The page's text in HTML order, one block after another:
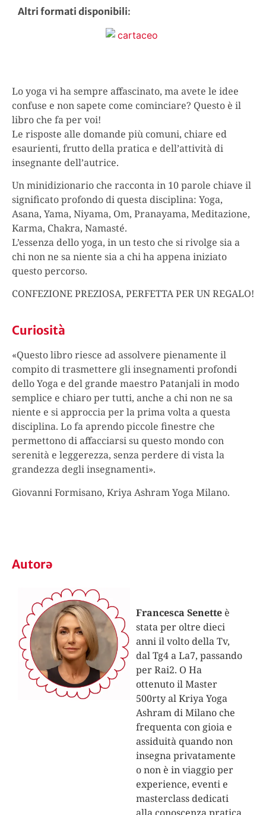
Altri formati disponibili:
Lo yoga vi ha sempre affascinato, ma avete le idee
confuse e non sapete come cominciare? Questo è il
libro che fa per voi!
Le risposte alle domande più comuni, chiare ed
esaurienti, frutto della pratica e dell’attività di
insegnante dell’autrice.
Un minidizionario che racconta in 10 parole chiave il
significato profondo di questa disciplina: Yoga,
Asana, Yama, Niyama, Om, Pranayama, Meditazione,
Karma, Chakra, Namasté.
L’essenza dello yoga, in un testo che si rivolge sia a
chi non ne sa niente sia a chi ha appena iniziato
questo percorso.
CONFEZIONE PREZIOSA, PERFETTA PER UN REGALO!
Curiosità
«Questo libro riesce ad assolvere pienamente il
compito di trasmettere gli insegnamenti profondi
dello Yoga e del grande maestro Patanjali in modo
semplice e chiaro per tutti, anche a chi non ne sa
niente e si approccia per la prima volta a questa
disciplina. Lo fa aprendo piccole finestre che
permettono di affacciarsi su questo mondo con
serenità e leggerezza, senza perdere di vista la
grandezza degli insegnamenti».
Giovanni Formisano, Kriya Ashram Yoga Milano.
Autorə
Francesca Senetteè
stata per oltre dieci
anni il volto della Tv,
dal Tg4 a La7, passando
per Rai2. O Ha
ottenuto il Master
500rty al Kriya Yoga
Ashram di Milano che
frequenta con gioia e
assiduità quando non
insegna privatamente
o non è in viaggio per
experience, eventi e
masterclass dedicati